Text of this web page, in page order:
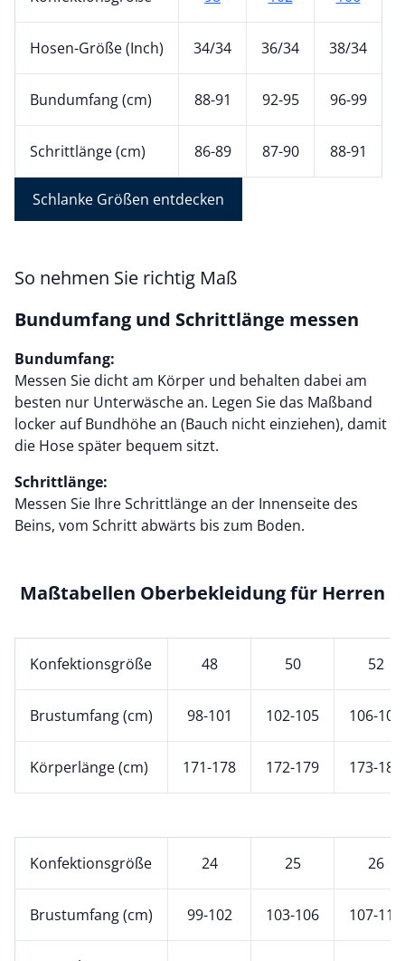
Hosen-Größe (Inch) 34/34 36/34 38/34
Bundumfang (cm) 88-91 92-95 96-99
Schrittlänge (cm) 86-89 87-90 88-91
Schlanke Größen entdecken
So nehmen Sie richtig Maß
Bundumfang und Schrittlänge messen
Bundumfang:
Messen Sie dicht am Körper und behalten dabei am
besten nur Unterwäsche an. Legen Sie das Maßband
locker auf Bundhöhe an (Bauch nicht einziehen), damit
die Hose später bequem sitzt.
Schrittlänge:
Messen Sie Ihre Schrittlänge an der Innenseite des
Beins, vom Schritt abwärts bis zum Boden.
Maßtabellen Oberbekleidung für Herren
Konfektionsgröße 48 50 52
Brustumfang (cm) 98-101 102-105 106-109
Körperlänge (cm) 171-178 172-179 173-180
Konfektionsgröße 24 25 26
Brustumfang (cm) 99-102 103-106 107-110